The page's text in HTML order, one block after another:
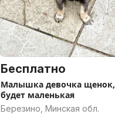
Бесплатно
Малышка девочка щенок,
будет маленькая
Березино, Минская обл.